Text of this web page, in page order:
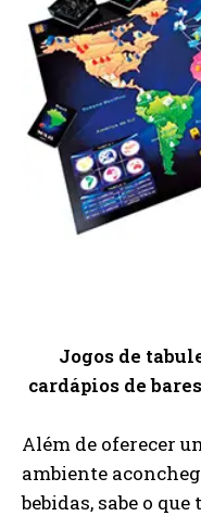
Jogos de
cardápios de
Além de oferecer
ambiente
bebidas, sabe o